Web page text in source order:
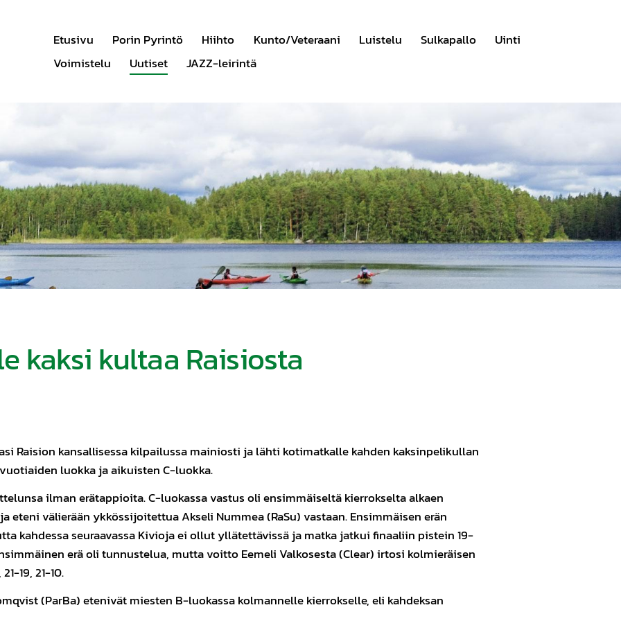
Etusivu Porin Pyrintö Hiihto Kunto/Veteraani Luistelu Sulkapallo
Uinti
Voimistelu
Uutiset JAZZ-leirintä
kaksi kultaa Raisiosta
Raision kansallisessa kilpailussa mainiosti ja lähti kotimatkalle kahden kaksinpelikullan
luokka ja aikuisten C-luokka.
ilman erätappioita. C-luokassa vastus oli ensimmäiseltä kierrokselta alkaen
välierään ykkössijoitettua Akseli Nummea (RaSu) vastaan. Ensimmäisen erän
kahdessa seuraavassa Kivioja ei ollut yllätettävissä ja matka jatkui finaaliin pistein 19-
erä oli tunnustelua, mutta voitto Eemeli Valkosesta (Clear) irtosi kolmieräisen
19, 21-10.
(ParBa) etenivät miesten B-luokassa kolmannelle kierrokselle, eli kahdeksan